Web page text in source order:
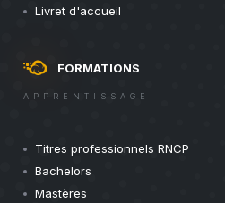
Livret d'accueil
FORMATIONS
APPRENTISSAGE
Titres professionnels RNCP
Bachelors
Mastères